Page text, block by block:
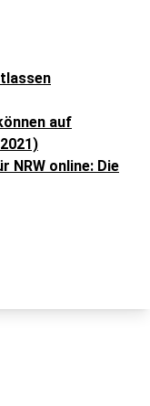
auf
NRW online: Die